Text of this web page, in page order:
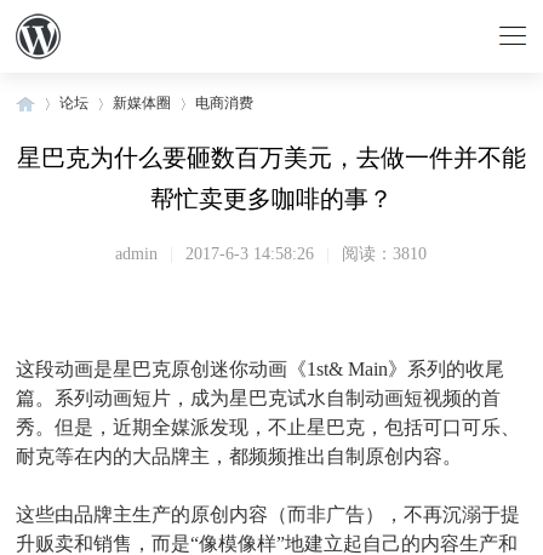
论坛 新媒体圈 电商消费
星巴克为什么要砸数百万美元，去做一件并不能
帮忙卖更多咖啡的事？
admin 2017-6-3 14:58:26 阅读：3810
这段动画是星巴克原创迷你动画《1st& Main》系列的收尾
篇。系列动画短片，成为星巴克试水自制动画短视频的首
秀。但是，近期全媒派发现，不止星巴克，包括可口可乐、
耐克等在内的大品牌主，都频频推出自制原创内容。
这些由品牌主生产的原创内容（而非广告），不再沉溺于提
升贩卖和销售，而是“像模像样”地建立起自己的内容生产和